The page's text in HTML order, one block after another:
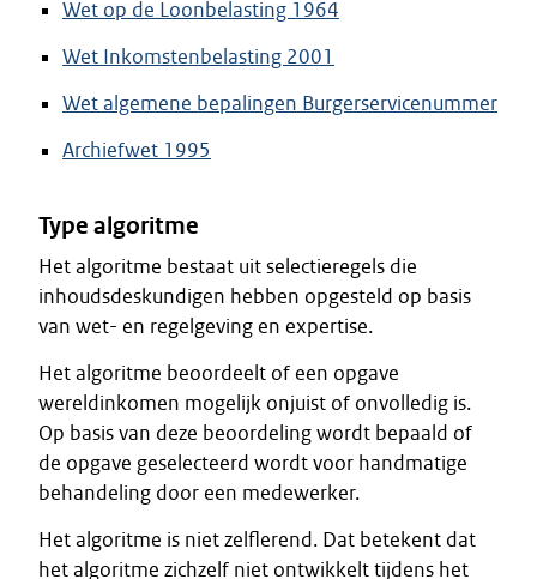
Wet op de Loonbelasting 1964
Wet Inkomstenbelasting 2001
Wet algemene bepalingen Burgerservicenummer
Archiefwet 1995
Type algoritme
Het algoritme bestaat uit selectieregels die
inhoudsdeskundigen hebben opgesteld op basis
van wet- en regelgeving en expertise.
Het algoritme beoordeelt of een opgave
wereldinkomen mogelijk onjuist of onvolledig is.
Op basis van deze beoordeling wordt bepaald of
de opgave geselecteerd wordt voor handmatige
behandeling door een medewerker.
Het algoritme is niet zelflerend. Dat betekent dat
het algoritme zichzelf niet ontwikkelt tijdens het